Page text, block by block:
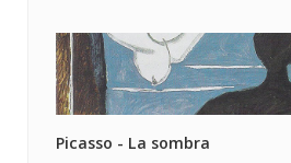
Picasso - La sombra